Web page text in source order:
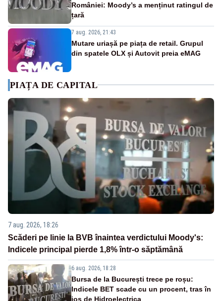
României: Moody’s a menținut ratingul de
țară
7 aug. 2026, 21:43
Mutare uriașă pe piața de retail. Grupul
din spatele OLX și Autovit preia eMAG
PIAȚA DE CAPITAL
7 aug. 2026, 18:26
Scăderi pe linie la BVB înaintea verdictului Moody's:
Indicele principal pierde 1,8% într-o săptămână
6 aug. 2026, 18:28
Bursa de la București trece pe roșu:
Indicele BET scade cu un procent, tras în
jos de Hidroelectrica